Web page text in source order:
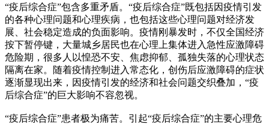
“疫后综合症”包含多重矛盾。“疫后综合症”既包括因疫情引发
的各种心理问题和心理疾病，也包括这些心理问题对经济发
展、社会稳定造成的负面影响。疫情刚暴发时，不仅全国经济
按下暂停键，大量城乡居民也在心理上集体进入急性应激障碍
危险期，很多人以惶恐不安、焦虑抑郁、孤独失落的心理状态
隔离在家。随着疫情控制进入常态化，创伤后应激障碍的症状
逐渐显现出来，因疫情引发的经济和社会问题交织叠加，“疫
后综合症”的巨大影响不容忽视。
“疫后综合症”患者极为痛苦。引起“疫后综合症”的主要心理危